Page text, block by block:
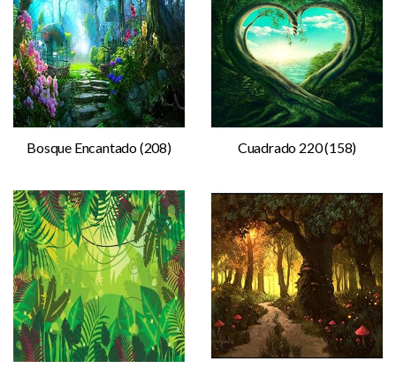
Bosque Encantado (208) Cuadrado 220 (158)